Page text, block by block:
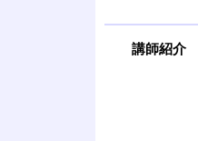
講師紹介